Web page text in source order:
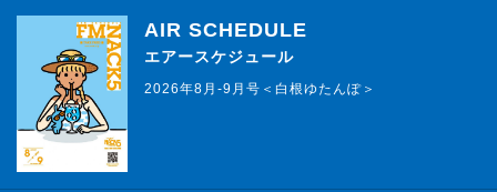
AIR SCHEDULE
エアースケジュール
2026年8月-9月号＜白根ゆたんぽ＞